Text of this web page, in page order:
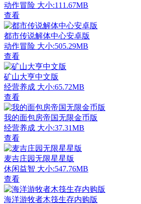
动作冒险 大小:111.67MB
查看
都市传说解体中心安卓版
动作冒险 大小:505.29MB
查看
矿山大亨中文版
经营养成 大小:65.72MB
查看
我的面包房帝国无限金币版
经营养成 大小:37.31MB
查看
麦吉庄园无限星星版
休闲益智 大小:547.76MB
查看
海洋游牧者木筏生存内购版